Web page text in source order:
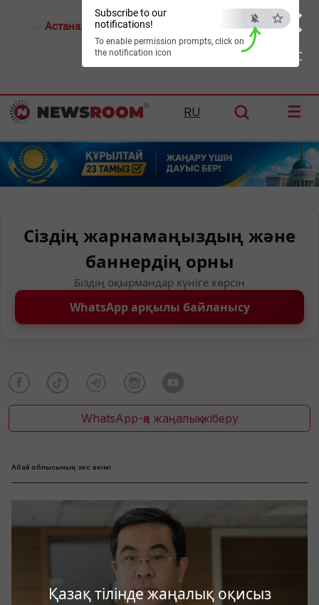
×
ESC
Қазақ тілінде жаңалық оқисыз
Subscribe to our
notifications!
To enable permission prompts, click on
the notification icon
Астана: 28°C Алматы: Шымкент:37°C
RU ☰
Сіздің жарнамаңыздың және
баннердің орны
Біздің оқырмандар күніге көрсін
WhatsApp арқылы байланысу
WhatsApp-қа жаңалық жіберу
Абай облысының экс әкімі